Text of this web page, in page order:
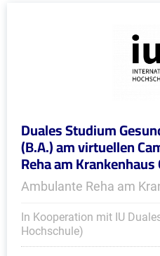
Duales Studium
(B.A.) am virtuellen
Reha am Krankenhaus
Ambulante Reha am
In Kooperation mit IU
Hochschule)